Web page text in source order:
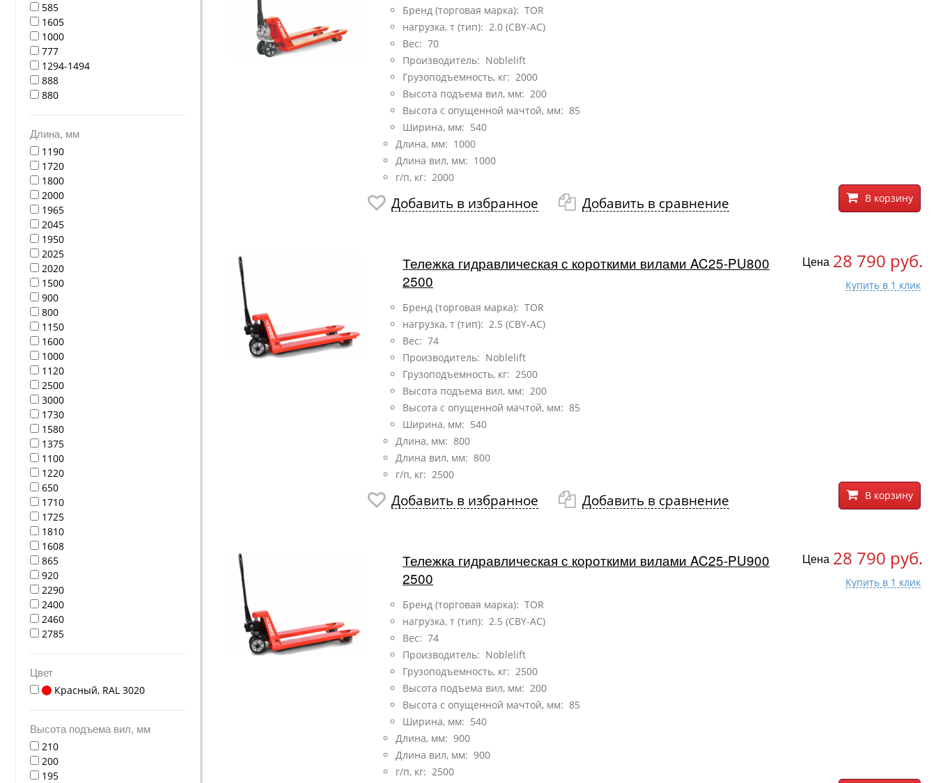
585
1605
1000
777
1294-1494
888
880
Длина, мм
1190
1720
1800
2000
1965
2045
1950
2025
2020
1500
900
800
1150
1600
1000
1120
2500
3000
1730
1580
1375
1100
1220
650
1710
1725
1810
1608
865
920
2290
2400
2460
2785
Цвет
Красный, RAL 3020
Высота подъема вил, мм
210
200
195
Бренд (торговая марка): TOR
нагрузка, т (тип): 2.0 (CBY-AC)
Вес: 70
Производитель: Noblelift
Грузоподъемность, кг: 2000
Высота подъема вил, мм: 200
Высота с опущенной мачтой, мм: 85
Ширина, мм: 540
Длина, мм: 1000
Длина вил, мм: 1000
г/п, кг: 2000
Добавить в избранное Добавить в сравнение В корзину
Тележка гидравлическая с короткими вилами AC25-PU800
2500
Бренд (торговая марка): TOR
нагрузка, т (тип): 2.5 (CBY-AC)
Вес: 74
Производитель: Noblelift
Грузоподъемность, кг: 2500
Высота подъема вил, мм: 200
Высота с опущенной мачтой, мм: 85
Ширина, мм: 540
Длина, мм: 800
Длина вил, мм: 800
г/п, кг: 2500
Добавить в избранное Добавить в сравнение
Цена 28 790 руб.
В корзину
Тележка гидравлическая с короткими вилами AC25-PU900
2500
Бренд (торговая марка): TOR
нагрузка, т (тип): 2.5 (CBY-AC)
Вес: 74
Производитель: Noblelift
Грузоподъемность, кг: 2500
Высота подъема вил, мм: 200
Высота с опущенной мачтой, мм: 85
Ширина, мм: 540
Длина, мм: 900
Длина вил, мм: 900
г/п, кг: 2500
Цена 28 790 руб.